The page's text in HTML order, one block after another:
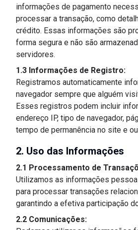
informações de pagamento
processar a transação, como
crédito. Essas informações são
forma segura e não são
servidores.
1.3 Informações de Registro:
Registramos automaticamente
navegador sempre que alguém
Esses registros podem incluir
endereço IP, tipo de navegador,
tempo de permanência no site e
2. Uso das Informações
2.1 Processamento de
Utilizamos as informações
para processar transações
garantindo a efetiva participação
2.2 Comunicações: